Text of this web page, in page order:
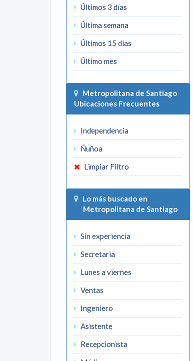
Últimos 3 días
Última semana
Últimos 15 días
Último mes
Metropolitana de Santiago
Ubicaciones Frecuentes
Independencia
Ñuñoa
Limpiar Filtro
Lo más buscado en
Metropolitana de Santiago
Sin experiencia
Secretaria
Lunes a viernes
Ventas
Ingeniero
Asistente
Recepcionista